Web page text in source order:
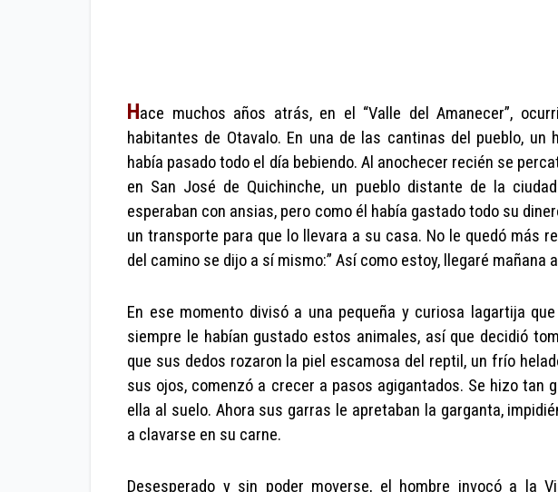
Hace muchos años atrás, en el “Valle del Amanecer”,
habitantes de Otavalo. En una de las cantinas del pueblo, un
había pasado todo el día bebiendo. Al anochecer recién se
en San José de Quichinche, un pueblo distante de la
esperaban con ansias, pero como él había gastado todo su
un transporte para que lo llevara a su casa. No le quedó más
del camino se dijo a sí mismo:” Así como estoy, llegaré mañana
En ese momento divisó a una pequeña y curiosa lagartija
siempre le habían gustado estos animales, así que decidió
que sus dedos rozaron la piel escamosa del reptil, un frío
sus ojos, comenzó a crecer a pasos agigantados. Se hizo tan
ella al suelo. Ahora sus garras le apretaban la garganta,
a clavarse en su carne.
Desesperado y sin poder moverse, el hombre invocó a la